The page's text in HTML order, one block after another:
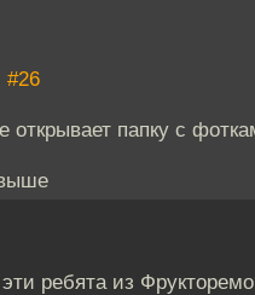
#26
открывает папку с
ребята из